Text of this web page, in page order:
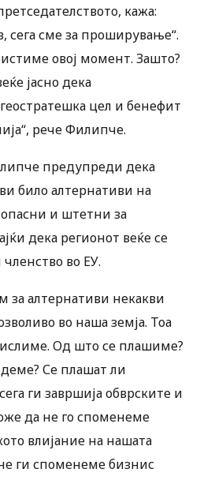
кажа:
сега сме за проширување“.
овој момент. Зашто?
јасно дека
цел и бенефит
рече Филипче.
предупреди дека
било алтернативи на
и штетни за
дека регионот веќе се
во ЕУ.
за алтернативи некакви
во наша земја. Тоа
Од што се плашиме?
Се плашат ли
ги завршија обврските и
да не го споменеме
влијание на нашата
ги споменеме бизнис